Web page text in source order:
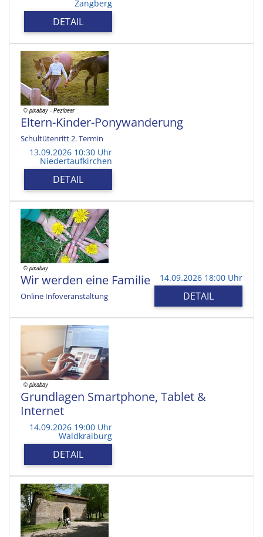
Zangberg
DETAIL
Eltern-Kinder-Ponywanderung
Schultütenritt 2. Termin
13.09.2026 10:30 Uhr
Niedertaufkirchen
DETAIL
Wir werden eine Familie
Online Infoveranstaltung
14.09.2026 18:00 Uhr
DETAIL
Grundlagen Smartphone, Tablet &
Internet
14.09.2026 19:00 Uhr
Waldkraiburg
DETAIL